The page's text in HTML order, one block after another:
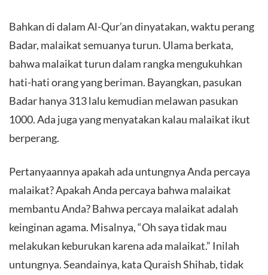
Bahkan di dalam Al-Qur’an dinyatakan, waktu perang
Badar, malaikat semuanya turun. Ulama berkata,
bahwa malaikat turun dalam rangka mengukuhkan
hati-hati orang yang beriman. Bayangkan, pasukan
Badar hanya 313 lalu kemudian melawan pasukan
1000. Ada juga yang menyatakan kalau malaikat ikut
berperang.
Pertanyaannya apakah ada untungnya Anda percaya
malaikat? Apakah Anda percaya bahwa malaikat
membantu Anda? Bahwa percaya malaikat adalah
keinginan agama. Misalnya, “Oh saya tidak mau
melakukan keburukan karena ada malaikat.” Inilah
untungnya. Seandainya, kata Quraish Shihab, tidak